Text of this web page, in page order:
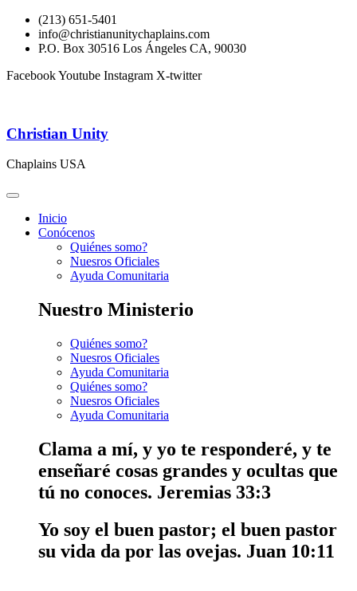
(213) 651-5401
info@christianunitychaplains.com
P.O. Box 30516 Los Ángeles CA, 90030
FacebookYoutube Instagram X-twitter
Christian Unity
Chaplains USA
Inicio
Conócenos
Quiénes somo?
Nuesros Oficiales
Ayuda Comunitaria
Nuestro Ministerio
Quiénes somo?
Nuesros Oficiales
Ayuda Comunitaria
Quiénes somo?
Nuesros Oficiales
Ayuda Comunitaria
Clama a mí, y yo te responderé, y te
enseñaré cosas grandes y ocultas que
tú no conoces. Jeremias 33:3
Yo soy el buen pastor; el buen pastor
su vida da por las ovejas. Juan 10:11